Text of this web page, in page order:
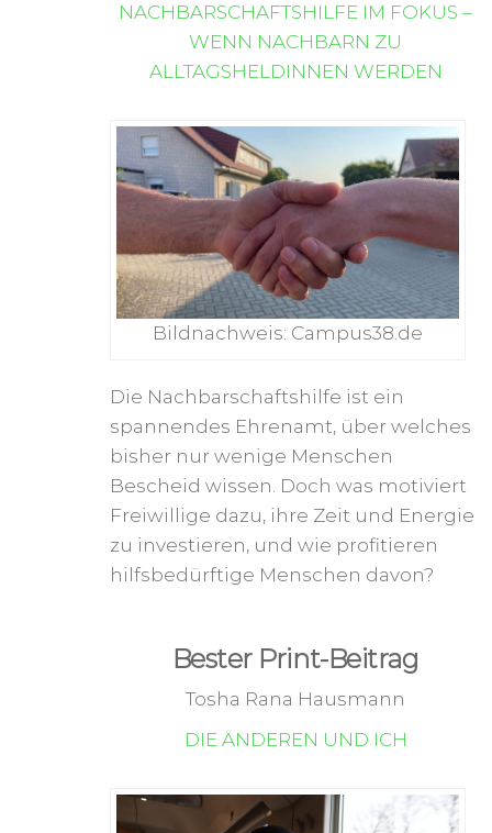
NACHBARSCHAFTSHILFE IM FOKUS –
WENN NACHBARN ZU
ALLTAGSHELDINNEN WERDEN
Bildnachweis: Campus38.de
Die Nachbarschaftshilfe ist ein
spannendes Ehrenamt, über welches
bisher nur wenige Menschen
Bescheid wissen. Doch was motiviert
Freiwillige dazu, ihre Zeit und Energie
zu investieren, und wie profitieren
hilfsbedürftige Menschen davon?
Bester Print-Beitrag
Tosha Rana Hausmann
DIE ANDEREN UND ICH